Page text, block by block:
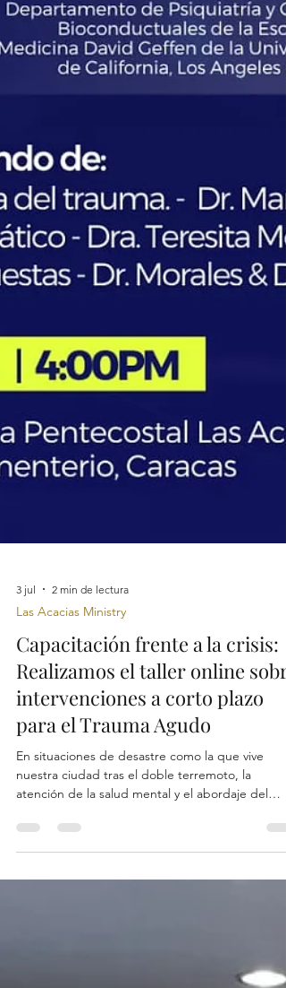
Las Acacias Ministry
Capacitación frente a la crisis:
Realizamos el taller online sobre
intervenciones a corto plazo
para el Trauma Agudo
En situaciones de desastre como la que vive
atención de la salud mental y el abordaje del
impacto emocional es tan urgente como la ayuda
que se encuentran brindando soporte en la